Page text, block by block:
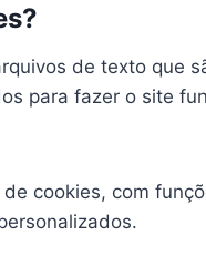
de texto que
para fazer o site
cookies, com